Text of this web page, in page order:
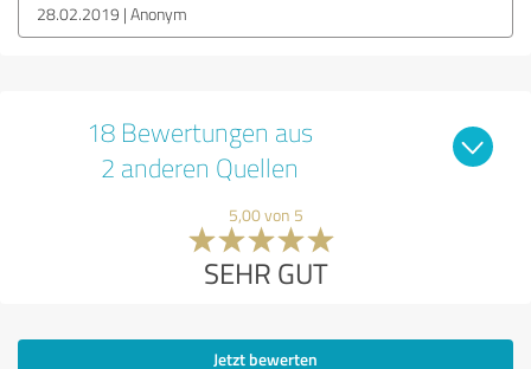
28.02.2019 Anonym
18 Bewertungen aus
2 anderen Quellen
5,00 von 5
SEHR GUT
Jetzt bewerten